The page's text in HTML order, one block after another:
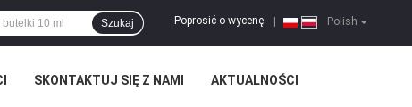
Polish
Poprosić o wycenę
Szukaj
SKONTAKTUJ SIĘ Z NAMI AKTUALNOŚCI